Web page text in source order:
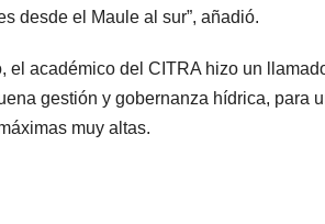
desde el Maule al sur”, añadió.
el académico del CITRA hizo un
gestión y gobernanza hídrica, para
muy altas.